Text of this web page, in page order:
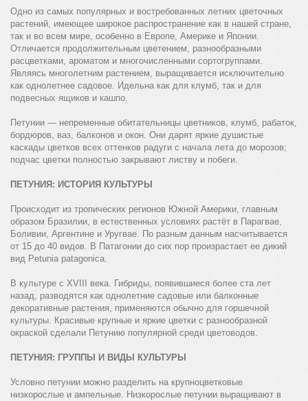
Одно из самых популярных и востребованных летних цветочных
растений, имеющее широкое распространение как в нашей стране,
так и во всем мире, особенно в Европе, Америке и Японии.
Отличается продолжительным цветением, разнообразными
расцветками, ароматом и многочисленными сортогруппами.
Являясь многолетним растением, выращивается исключительно
как однолетнее садовое. Идельна как для клумб, так и для
подвесных ящиков и кашпо.
Петунии — непременные обитательницы цветников, клумб, рабаток,
бордюров, ваз, балконов и окон. Они дарят яркие душистые
каскады цветков всех оттенков радуги с начала лета до морозов;
подчас цветки полностью закрывают листву и побеги.
ПЕТУНИЯ: ИСТОРИЯ КУЛЬТУРЫ
Происходит из тропических регионов Южной Америки, главным
образом Бразилии, в естественных условиях растёт в Парагвае,
Боливии, Аргентине и Уругвае. По разным данным насчитывается
от 15 до 40 видов. В Патагонии до сих пор произрастает ее дикий
вид Petunia patagonica.
В культуре с XVIII века. Гибриды, появившиеся более ста лет
назад, разводятся как однолетние садовые или балконные
декоративные растения, применяются обычно для горшечной
культуры. Красивые крупные и яркие цветки с разнообразной
окраской сделали Петунию популярной среди цветоводов.
ПЕТУНИЯ: ГРУППЫ И ВИДЫ КУЛЬТУРЫ
Условно петунии можно разделить на крупноцветковые
низкорослые и ампельные. Низкорослые петунии выращивают в